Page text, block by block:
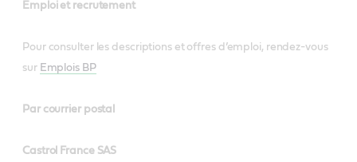
Emploi et recrutement
Pour consulter les descriptions et offres d’emploi, rendez-vous
sur Emplois BP
Par courrier postal
Castrol France SAS